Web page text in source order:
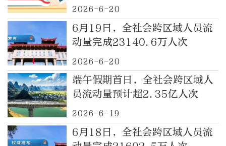
2026-6-20
6月19日，全社会跨区域人员流
动量完成23140.6万人次
2026-6-20
端午假期首日，全社会跨区域人
员流动量预计超2.35亿人次
2026-6-19
6月18日，全社会跨区域人员流